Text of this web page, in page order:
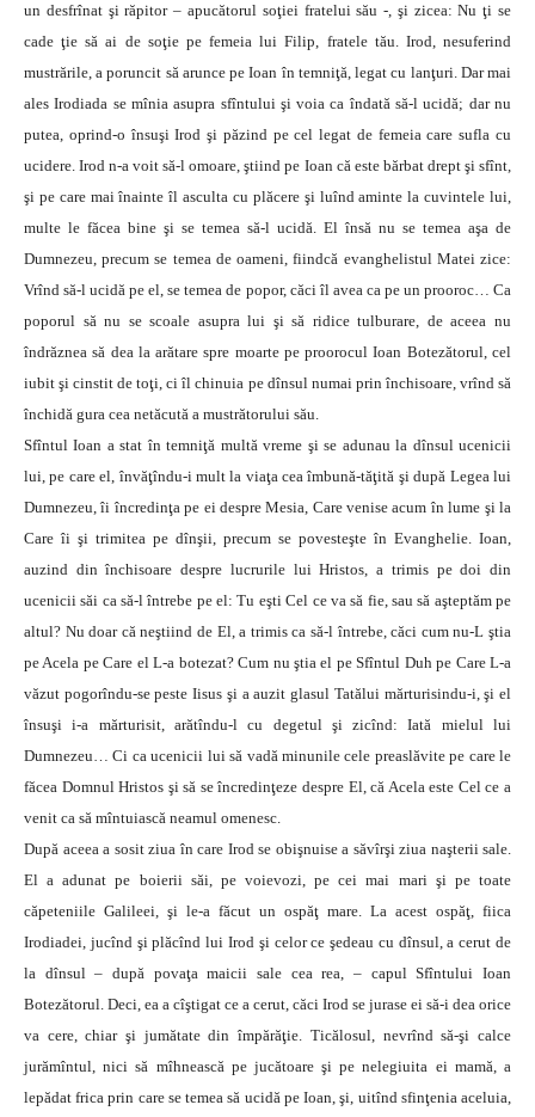
un desfrînat şi răpitor – apucătorul soţiei fratelui său -, şi zicea: Nu ţi se
cade ţie să ai de soţie pe femeia lui Filip, fratele tău. Irod, nesuferind
mustrările, a poruncit să arunce pe Ioan în temniţă, legat cu lanţuri. Dar mai
ales Irodiada se mînia asupra sfîntului şi voia ca îndată să-l ucidă; dar nu
putea, oprind-o însuşi Irod şi păzind pe cel legat de femeia care sufla cu
ucidere. Irod n-a voit să-l omoare, ştiind pe Ioan că este bărbat drept şi sfînt,
şi pe care mai înainte îl asculta cu plăcere şi luînd aminte la cuvintele lui,
multe le făcea bine şi se temea să-l ucidă. El însă nu se temea aşa de
Dumnezeu, precum se temea de oameni, fiindcă evanghelistul Matei zice:
Vrînd să-l ucidă pe el, se temea de popor, căci îl avea ca pe un prooroc… Ca
poporul să nu se scoale asupra lui şi să ridice tulburare, de aceea nu
îndrăznea să dea la arătare spre moarte pe proorocul Ioan Botezătorul, cel
iubit şi cinstit de toţi, ci îl chinuia pe dînsul numai prin închisoare, vrînd să
închidă gura cea netăcută a mustrătorului său.
Sfîntul Ioan a stat în temniţă multă vreme şi se adunau la dînsul ucenicii
lui, pe care el, învăţîndu-i mult la viaţa cea îmbună-tăţită şi după Legea lui
Dumnezeu, îi încredinţa pe ei despre Mesia, Care venise acum în lume şi la
Care îi şi trimitea pe dînşii, precum se povesteşte în Evanghelie. Ioan,
auzind din închisoare despre lucrurile lui Hristos, a trimis pe doi din
ucenicii săi ca să-l întrebe pe el: Tu eşti Cel ce va să fie, sau să aşteptăm pe
altul? Nu doar că neştiind de El, a trimis ca să-l întrebe, căci cum nu-L ştia
pe Acela pe Care el L-a botezat? Cum nu ştia el pe Sfîntul Duh pe Care L-a
văzut pogorîndu-se peste Iisus şi a auzit glasul Tatălui mărturisindu-i, şi el
însuşi i-a mărturisit, arătîndu-l cu degetul şi zicînd: Iată mielul lui
Dumnezeu… Ci ca ucenicii lui să vadă minunile cele preaslăvite pe care le
făcea Domnul Hristos şi să se încredinţeze despre El, că Acela este Cel ce a
venit ca să mîntuiască neamul omenesc.
După aceea a sosit ziua în care Irod se obişnuise a săvîrşi ziua naşterii sale.
El a adunat pe boierii săi, pe voievozi, pe cei mai mari şi pe toate
căpeteniile Galileei, şi le-a făcut un ospăţ mare. La acest ospăţ, fiica
Irodiadei, jucînd şi plăcînd lui Irod şi celor ce şedeau cu dînsul, a cerut de
la dînsul – după povaţa maicii sale cea rea, – capul Sfîntului Ioan
Botezătorul. Deci, ea a cîştigat ce a cerut, căci Irod se jurase ei să-i dea orice
va cere, chiar şi jumătate din împărăţie. Ticălosul, nevrînd să-şi calce
jurămîntul, nici să mîhnească pe jucătoare şi pe nelegiuita ei mamă, a
lepădat frica prin care se temea să ucidă pe Ioan, şi, uitînd sfinţenia aceluia,